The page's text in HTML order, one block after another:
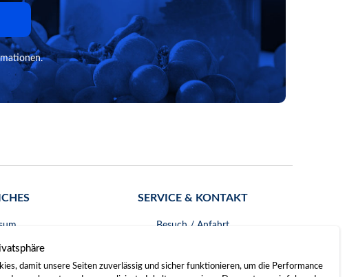
SERVICE & KONTAKT
Besuch / Anfahrt
damit unsere Seiten zuverlässig und sicher funktionieren, um die Performance